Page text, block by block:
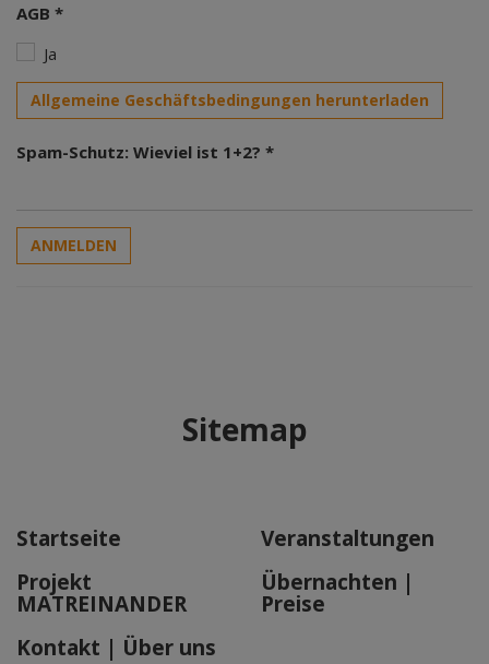
AGB *
Ja
Allgemeine Geschäftsbedingungen herunterladen
Spam-Schutz: Wieviel ist 1+2? *
ANMELDEN
Sitemap
Startseite
Veranstaltungen
Projekt
MATREINANDER
Übernachten |
Preise
Kontakt | Über uns